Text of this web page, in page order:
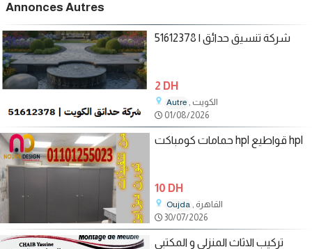
Annonces Autres
شركة تنسيق حدائق | 51612378
2 DH
Autre
, الكويت
01/08/2026
حمامات كومباكت hpl قواطيع hpl
10 DH
Oujda
, القاهرة
30/07/2026
تركيب الاثاث المنزلي و المكتبي